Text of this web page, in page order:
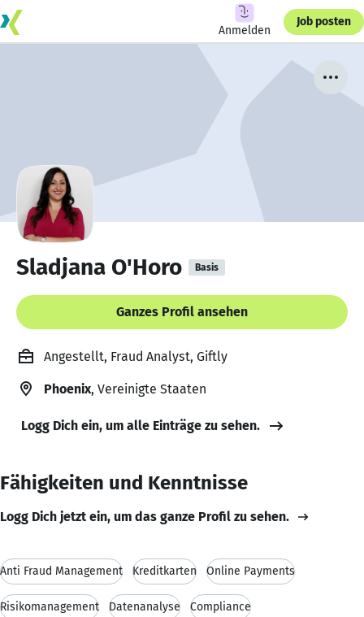
Anmelden
Job posten
Sladjana O'Horo Basis
Ganzes Profil ansehen
Angestellt, Fraud Analyst, Giftly
Phoenix, Vereinigte Staaten
Logg Dich ein, um alle Einträge zu sehen.
Fähigkeiten und Kenntnisse
Logg Dich jetzt ein, um das ganze Profil zu sehen.
Anti Fraud Management Kreditkarten Online Payments
Risikomanagement Datenanalyse Compliance